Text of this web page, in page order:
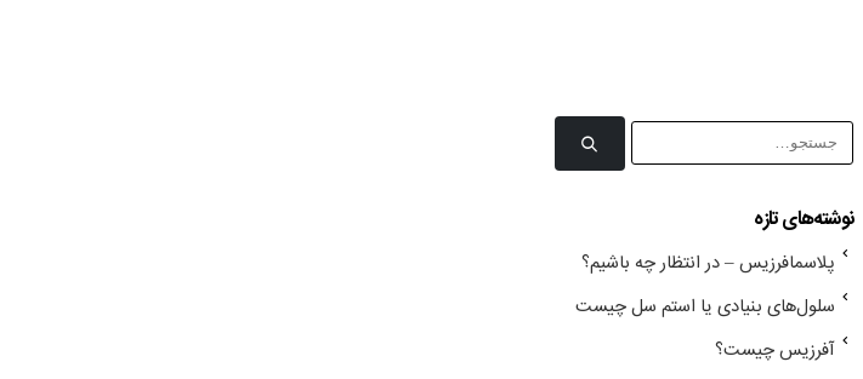
نوشته‌های تازه
پلاسمافرزیس – در انتظار چه باشیم؟
سلول‌های بنیادی یا استم سل چیست
آفرزیس چیست؟